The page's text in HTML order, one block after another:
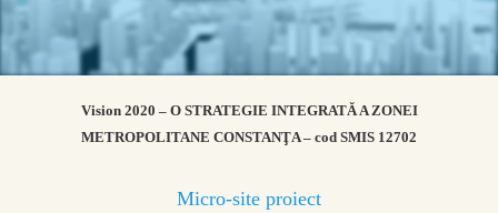
Vision 2020 – O STRATEGIE INTEGRATĂ A ZONEI
METROPOLITANE CONSTANŢA – cod SMIS 12702
Micro-site proiect